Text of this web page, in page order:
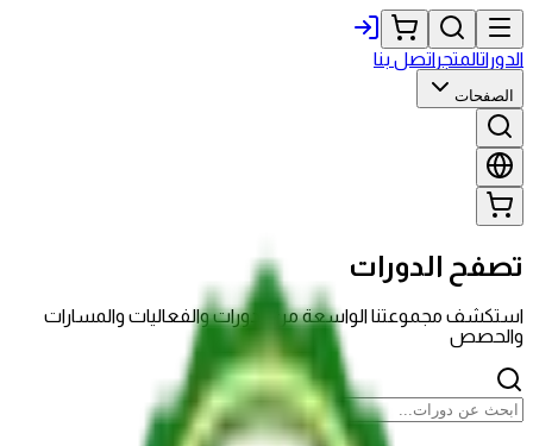
الدوراتالمتجراتصل بنا
الصفحات
تصفح الدورات
استكشف مجموعتنا الواسعة من الدورات والفعاليات والمسارات
والحصص